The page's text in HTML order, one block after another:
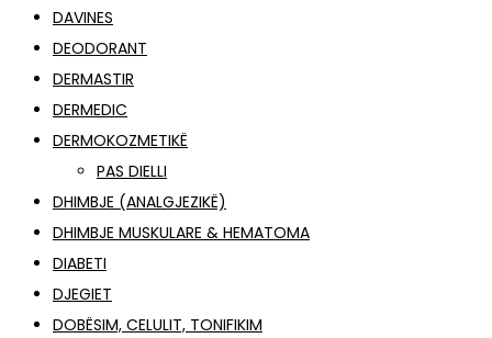
DAVINES
DEODORANT
DERMASTIR
DERMEDIC
DERMOKOZMETIKË
PAS DIELLI
DHIMBJE (ANALGJEZIKË)
DHIMBJE MUSKULARE & HEMATOMA
DIABETI
DJEGIET
DOBËSIM, CELULIT, TONIFIKIM